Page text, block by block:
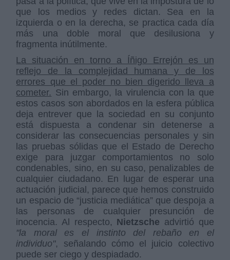
que los medios y redes dictan. Sea en la
izquierda o en la derecha, se practica cada día
más una doble moral que desilusiona y
fragmenta inútilmente.
La situación en torno a Íñigo Errejón es un
reflejo de la complejidad humana y de los
errores que el poder no bien digerido lleva a
cometer. Sin embargo, la virulencia con la que
estos casos son abordados en la esfera pública
deja entrever que la sociedad en su conjunto
está dispuesta a condenar sin detenerse a
considerar las consecuencias personales y sin
las pruebas sólidas que el Estado de Derecho
exige para juzgar comportamientos no solo
condenables, sino, en su caso, penalizables de
cualquier ciudadano. En lugar de esperar una
actuación judicial, parece que hemos construido
un espacio de “justicia mediática” que despoja a
las personas de cualquier presunción de
inocencia. Al respecto, Nietzsche advirtió que
"la moral es el instinto del rebaño en el
individuo", señalando cómo el juicio colectivo
puede ser ciego y despiadado.